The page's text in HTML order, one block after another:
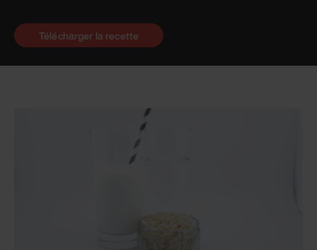
Télécharger la recette